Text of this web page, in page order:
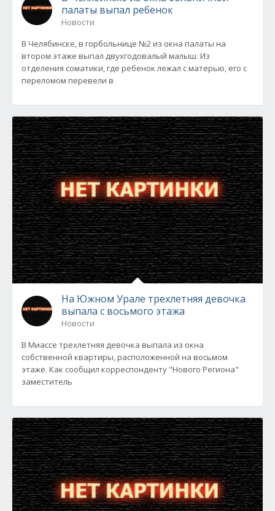
палаты выпал ребенок
Новости
В Челябинске, в горбольнице №2 из окна палаты на
втором этаже выпал двухгодовалый малыш. Из
отделения соматики, где ребенок лежал с матерью, его с
переломом перевели в
На Южном Урале трехлетняя девочка
выпала с восьмого этажа
Новости
В Миассе трехлетняя девочка выпала из окна
собственной квартиры, расположенной на восьмом
этаже. Как сообщил корреспонденту "Нового Региона"
заместитель